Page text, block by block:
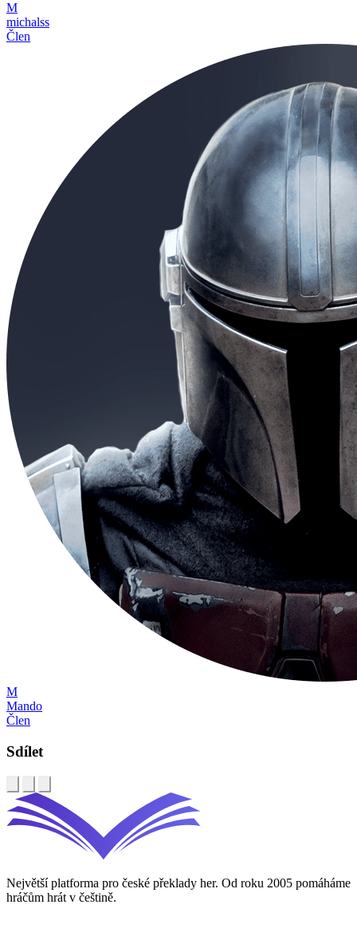
M
michalss
Člen
M
Mando
Člen
Sdílet
Největší platforma pro české překlady her. Od roku 2005 pomáháme
hráčům hrát v češtině.